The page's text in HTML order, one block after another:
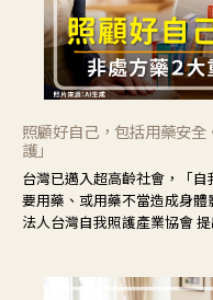
照顧好自己，包括用藥安
護」
台灣已邁入超高齡社會，「
要用藥、或用藥不當造成身
法人台灣自我照護產業協會